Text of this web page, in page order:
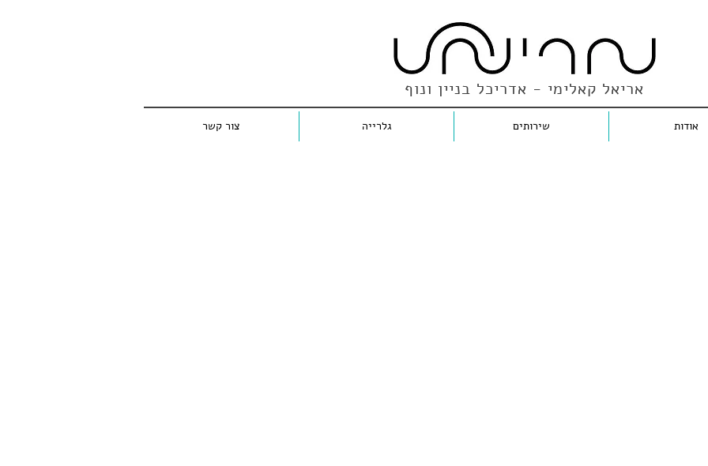
אריאל קאלימי - אדריכל בניין ונוף
אודות שירותים גלרייה צור קשר